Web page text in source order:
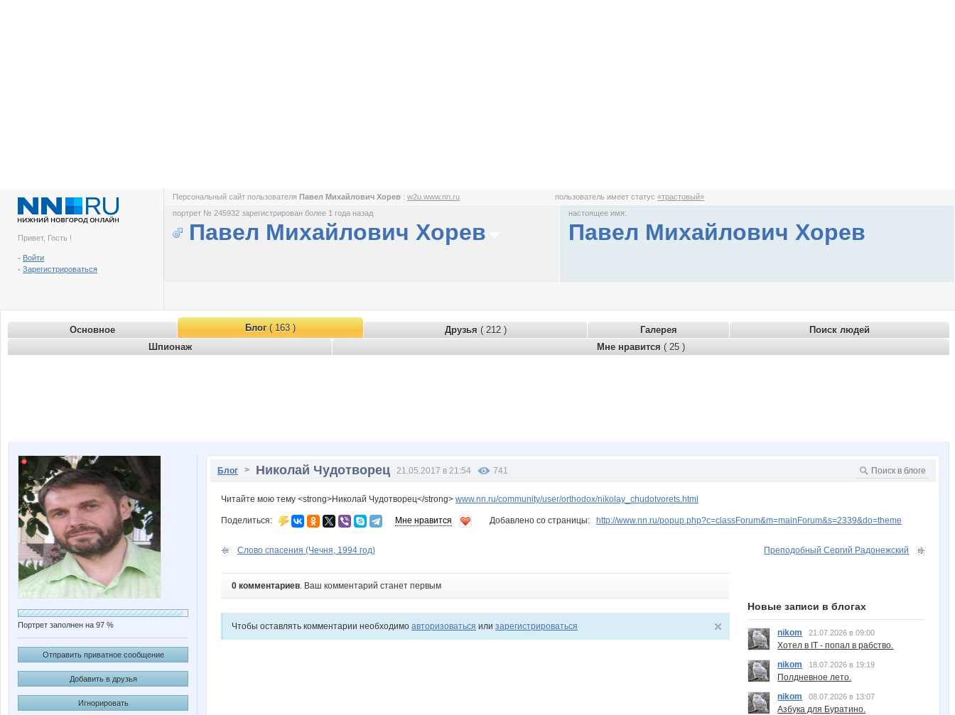
Привет, Гость !
- Войти
- Зарегистрироваться
Персональный сайт пользователя Павел Михайлович Хорев : w2u.www.nn.ru пользователь имеет статус«трастовый»
портрет № 245932 зарегистрирован более 1 года назад
Павел Михайлович Хорев
настоящее имя:
Павел Михайлович Хорев
Основное Блог( 163 ) Друзья ( 212 ) Галерея
Поиск людей
Шпионаж
Мне нравится ( 25 )
Портрет заполнен на 97 %
Отправить приватное сообщение
Добавить в друзья
Игнорировать
Блог > Николай Чудотворец 21.05.2017 в 21:54 741
Читайте мою тему <strong>Николай Чудотворец</strong> www.nn.ru/community/user/orthodox/nikolay_chudotvorets.html
Поделиться: Мне нравится Добавлено со страницы: http://www.nn.ru/popup.php?c=classForum&m=mainForum&s=2339&do=theme
Слово спасения (Чечня, 1994 год) Преподобный Сергий Радонежский
0 комментариев. Ваш комментарий станет первым
Чтобы оставлять комментарии необходимо авторизоваться или зарегистрироваться
Новые записи в блогах
nikom 21.07.2026 в 09:00
Хотел в IT - попал в рабство.
nikom
18.07.2026 в 19:19
Полдневное лето.
nikom
08.07.2026 в 13:07
Азбука для Буратино.